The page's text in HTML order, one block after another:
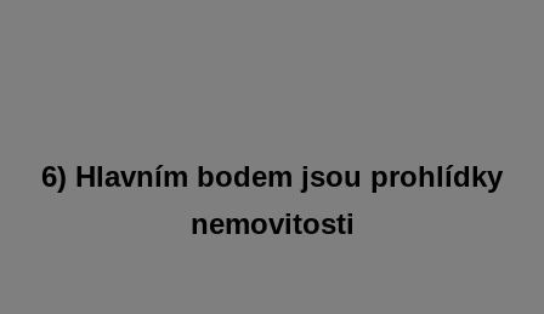
6) Hlavním bodem jsou prohlídky
nemovitosti